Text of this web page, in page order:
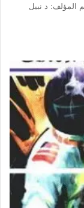
المؤلف: د نبيل